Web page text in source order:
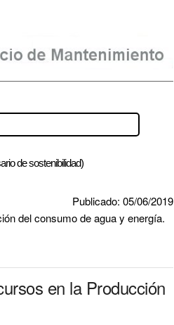
de sostenibilidad)
Publicado: 05/06/2019
del consumo de agua y energía.
en la Producción